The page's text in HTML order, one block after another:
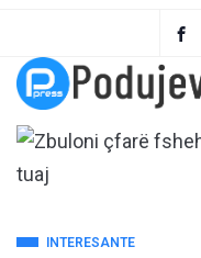
INTERESANTE